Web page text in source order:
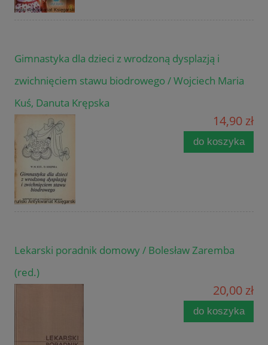
Gimnastyka dla dzieci z wrodzoną dysplazją i
zwichnięciem stawu biodrowego / Wojciech Maria
Kuś, Danuta Krępska
14,90 zł
do koszyka
Lekarski poradnik domowy / Bolesław Zaremba
(red.)
20,00 zł
do koszyka